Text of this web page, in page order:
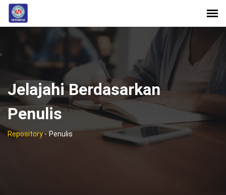
Jelajahi Berdasarkan
Penulis
Repository- Penulis